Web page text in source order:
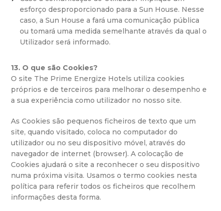
esforço desproporcionado para a Sun House. Nesse
caso, a Sun House a fará uma comunicação pública
ou tomará uma medida semelhante através da qual o
Utilizador será informado.
13. O que são Cookies?
O site The Prime Energize Hotels utiliza cookies
próprios e de terceiros para melhorar o desempenho e
a sua experiência como utilizador no nosso site.
As Cookies são pequenos ficheiros de texto que um
site, quando visitado, coloca no computador do
utilizador ou no seu dispositivo móvel, através do
navegador de internet (browser). A colocação de
Cookies ajudará o site a reconhecer o seu dispositivo
numa próxima visita. Usamos o termo cookies nesta
política para referir todos os ficheiros que recolhem
informações desta forma.